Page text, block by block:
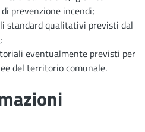
prevenzione incendi;
standard qualitativi previsti dal
eventualmente previsti per
del territorio comunale.